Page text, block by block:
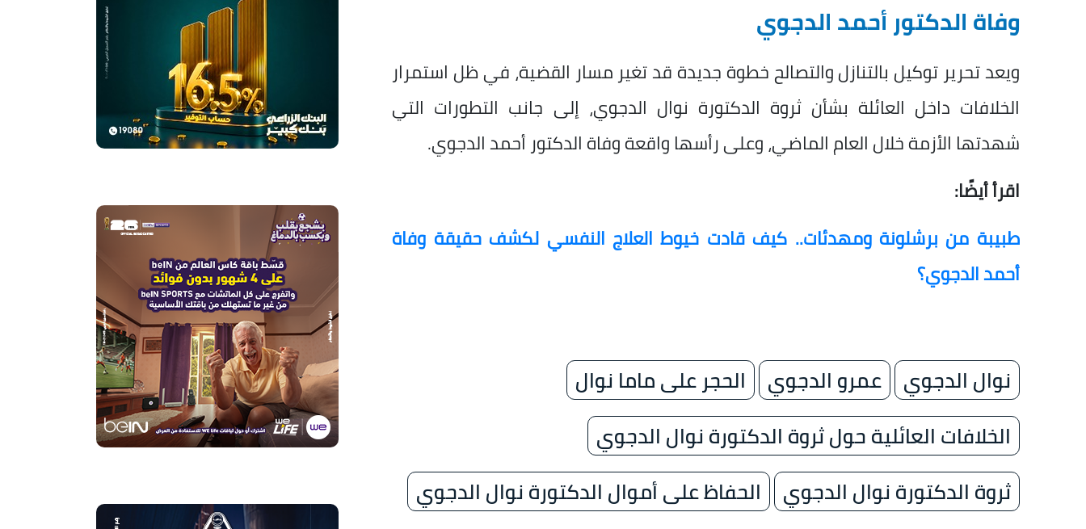
وفاة الدكتور أحمد الدجوي
ويعد تحرير توكيل بالتنازل والتصالح خطوة جديدة قد تغير مسار القضية، في ظل استمرار
الخلافات داخل العائلة بشأن ثروة الدكتورة نوال الدجوي، إلى جانب التطورات التي
شهدتها الأزمة خلال العام الماضي، وعلى رأسها واقعة وفاة الدكتور أحمد الدجوي.
اقرأ أيضًا:
طبيبة من برشلونة ومهدئات.. كيف قادت خيوط العلاج النفسي لكشف حقيقة وفاة
أحمد الدجوي؟
نوال الدجوي عمرو الدجوي
الحجر على ماما نوال
الخلافات العائلية حول ثروة الدكتورة نوال الدجوي
ثروة الدكتورة نوال الدجوي
الحفاظ على أموال الدكتورة نوال الدجوي